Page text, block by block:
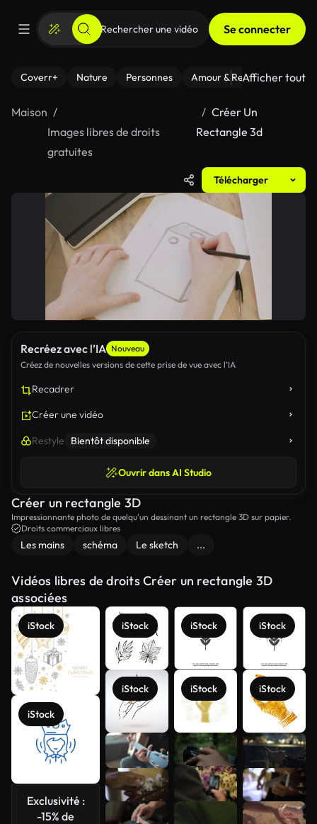
Se connecter
Coverr+ Nature Personnes Amour & Relations Le
Afficher tout
Maison
Images libres de droits
gratuites
Créer Un
Rectangle 3d
Télécharger
Recréez avec l’IA Nouveau
Créez de nouvelles versions de cette prise de vue avec l’IA
Recadrer
Créer une vidéo
Restyle Bientôt disponible
Ouvrir dans AI Studio
Créer un rectangle 3D
Impressionnante photo de quelqu'un dessinant un rectangle 3D sur papier.
Droits commerciaux libres
Les mains schéma Le sketch ...
Vidéos libres de droits Créer un rectangle 3D
associées
iStock
iStock
Exclusivité :
-15% de
iStock
iStock
iStock
iStock
iStock
iStock
Voir plus